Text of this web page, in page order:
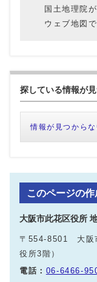
国土地理院
ウェブ地図
探している情報が
情報が見つから
このページの
大阪市此花区役所
〒554-8501 大阪
役所3階）
電話： 06-6466-